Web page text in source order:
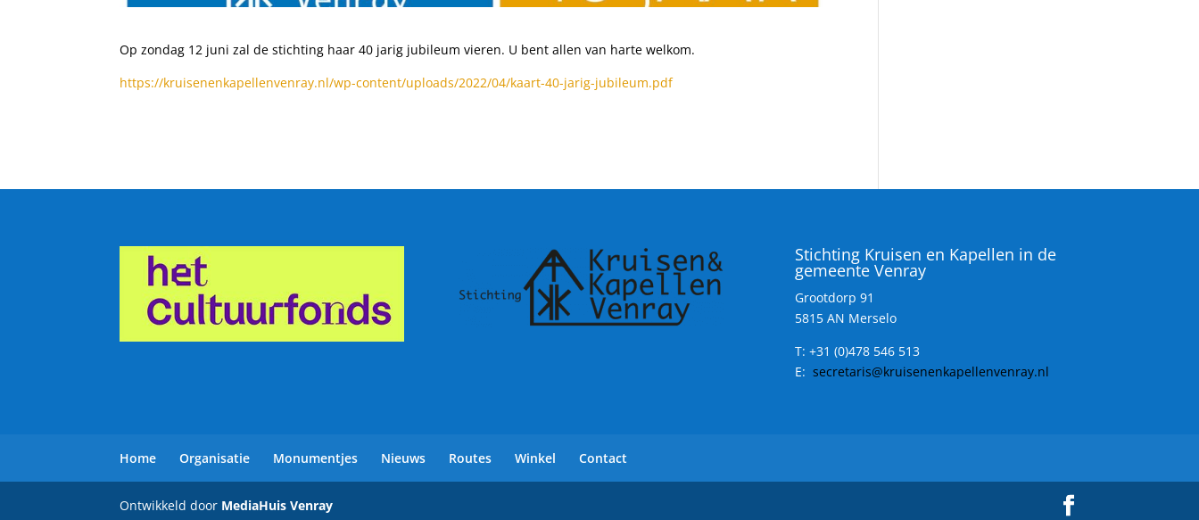
Op zondag 12 juni zal de stichting haar 40 jarig jubileum vieren. U bent allen van harte welkom.
https://kruisenenkapellenvenray.nl/wp-content/uploads/2022/04/kaart-40-jarig-jubileum.pdf
Stichting Kruisen en Kapellen in de
gemeente Venray
Grootdorp 91
5815 AN Merselo
T: +31 (0)478 546 513
E: secretaris@kruisenenkapellenvenray.nl
Home Organisatie Monumentjes Nieuws Routes Winkel Contact
Ontwikkeld door MediaHuis Venray